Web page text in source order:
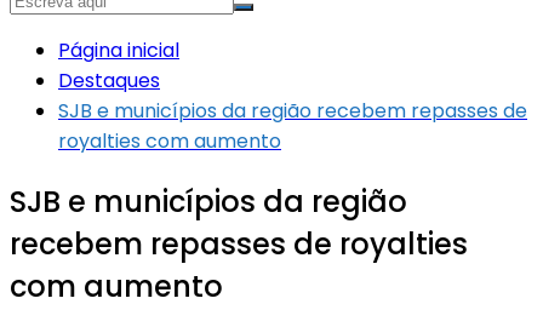
Página inicial
Destaques
SJB e municípios da região recebem repasses de
royalties com aumento
SJB e municípios da região
recebem repasses de royalties
com aumento